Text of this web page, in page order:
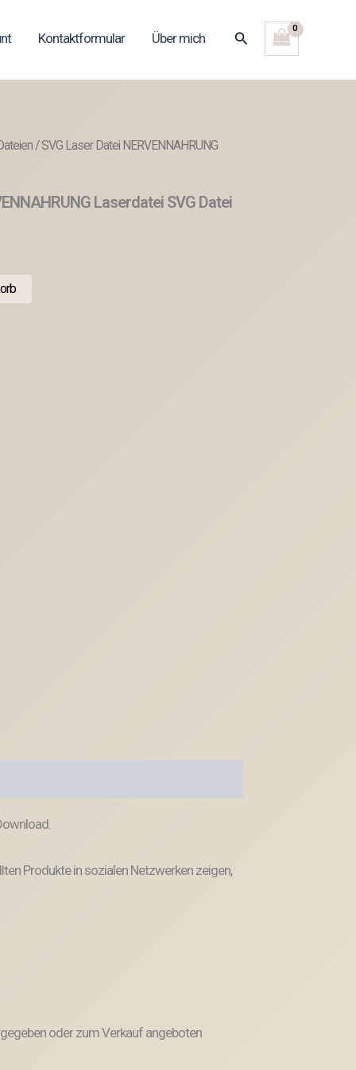
Kontaktformular Über mich Suchen
/ SVG Laser Datei NERVENNAHRUNG
Laserdatei SVG Datei
Produkte in sozialen Netzwerken zeigen,
oder zum Verkauf angeboten